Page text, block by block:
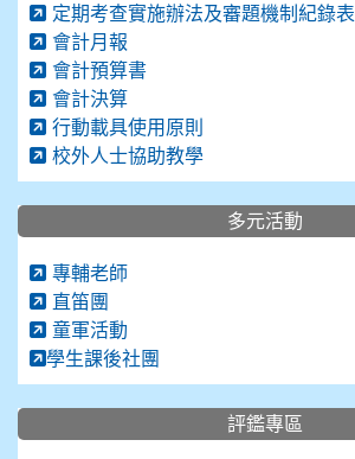
定期考查實施辦法及審題機制紀錄表
會計月報
會計預算書
會計決算
行動載具使用原則
校外人士協助教學
多元活動
專輔老師
直笛團
童軍活動
學生課後社團
評鑑專區